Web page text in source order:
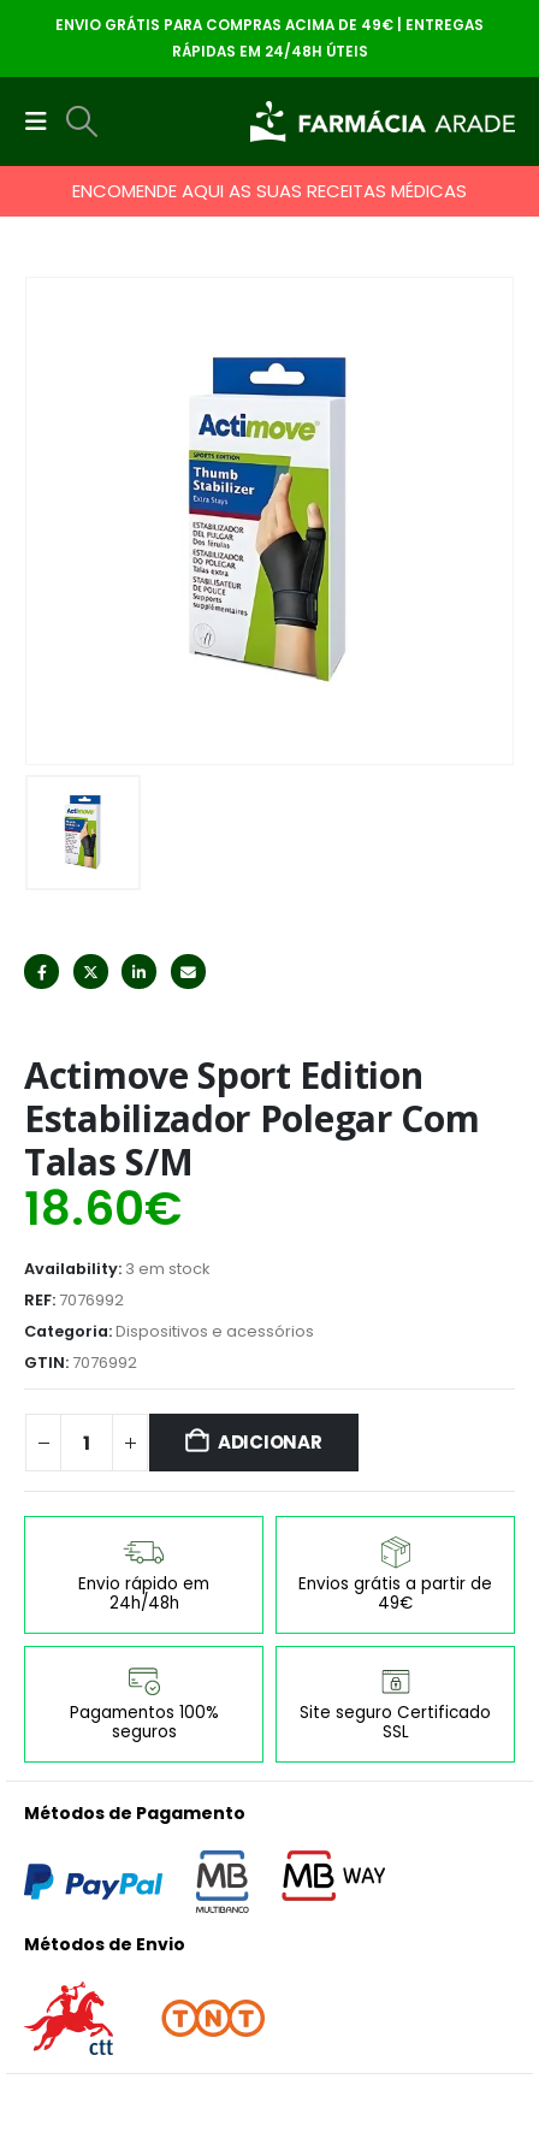
ENVIO GRÁTIS PARA COMPRAS ACIMA DE 49€ | ENTREGAS
RÁPIDAS EM 24/48H ÚTEIS
ENCOMENDE AQUI AS SUAS RECEITAS MÉDICAS
Actimove Sport Edition
Estabilizador Polegar Com
Talas S/M
18.60€
Availability: 3 em stock
REF: 7076992
Categoria:Dispositivos e acessórios
GTIN: 7076992
ADICIONAR
Envio rápido em
24h/48h
Envios grátis a partir de
49€
Pagamentos 100%
seguros
Site seguro Certificado
SSL
Métodos de Pagamento
Métodos de Envio